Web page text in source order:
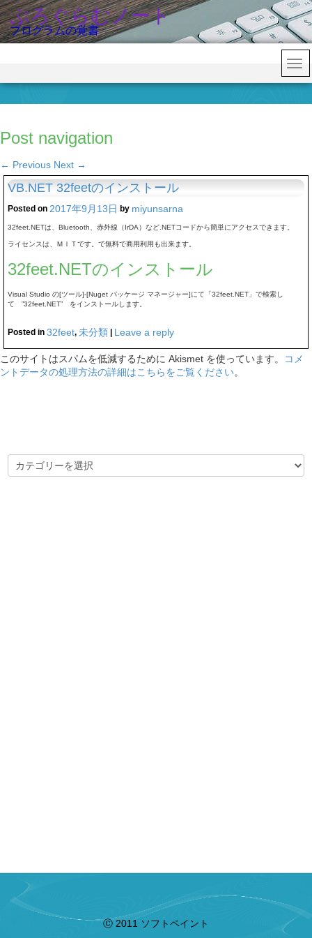
ぷろぐらむノート
プログラムの覚書
Post navigation
← Previous Next →
VB.NET 32feetのインストール
Posted on 2017年9月13日 by miyunsarna
32feet.NETは、Bluetooth、赤外線（IrDA）など.NETコードから簡単にアクセスできます。
ライセンスは、ＭＩＴです。で無料で商用利用も出来ます。
32feet.NETのインストール
Visual Studio の[ツール]-[Nuget パッケージ マネージャー]にて「32feet.NET」で検索し
て ”32feet.NET” をインストールします。
Posted in 32feet, 未分類 | Leave a reply
このサイトはスパムを低減するために Akismet を使っています。
コメ
ントデータの処理方法の詳細はこちらをご覧ください。
カテゴリー
Ⓒ 2011 ソフトペイント